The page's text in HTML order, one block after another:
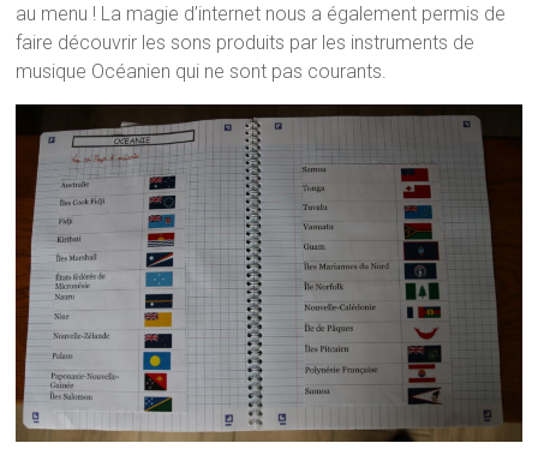
au menu ! La magie d’internet nous a également permis de
faire découvrir les sons produits par les instruments de
musique Océanien qui ne sont pas courants.